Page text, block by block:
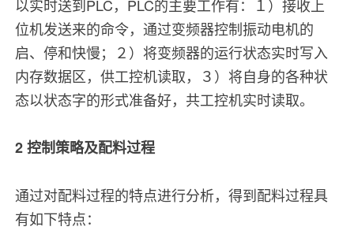
以实时送到PLC，PLC的主要工作有：１）接收上
位机发送来的命令，通过变频器控制振动电机的
启、停和快慢；２）将变频器的运行状态实时写入
内存数据区，供工控机读取，３）将自身的各种状
态以状态字的形式准备好，共工控机实时读取。
2 控制策略及配料过程
通过对配料过程的特点进行分析，得到配料过程具
有如下特点：